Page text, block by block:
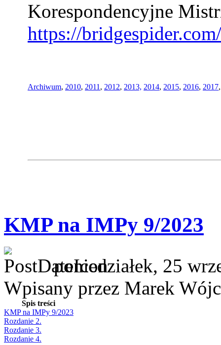
Korespondencyjne
https://
Archiwum, 2010, 2011 , 2012, 2013, 2014, 2015, 2016, 2017
KMP na IMPy 9/2023
poniedziałek, 25
Wpisany przez Marek
Spis treści
KMP na IMPy 9/2023
Rozdanie 2.
Rozdanie 3.
Rozdanie 4.